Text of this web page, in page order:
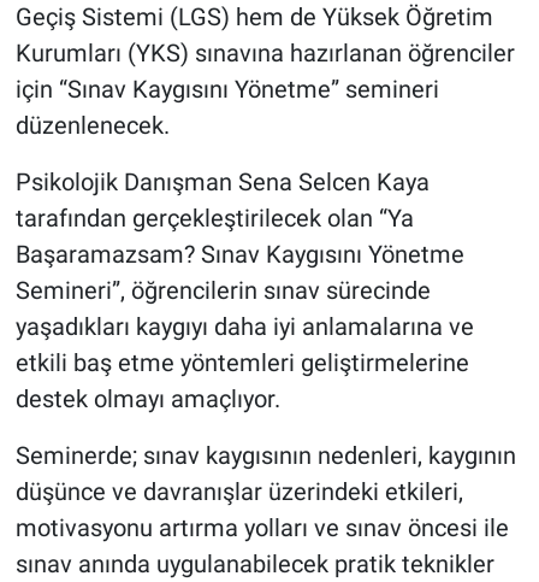
Geçiş Sistemi (LGS) hem de Yüksek Öğretim
Kurumları (YKS) sınavına hazırlanan öğrenciler
için “Sınav Kaygısını Yönetme” semineri
düzenlenecek.
Psikolojik Danışman Sena Selcen Kaya
tarafından gerçekleştirilecek olan “Ya
Başaramazsam? Sınav Kaygısını Yönetme
Semineri”, öğrencilerin sınav sürecinde
yaşadıkları kaygıyı daha iyi anlamalarına ve
etkili baş etme yöntemleri geliştirmelerine
destek olmayı amaçlıyor.
Seminerde; sınav kaygısının nedenleri, kaygının
düşünce ve davranışlar üzerindeki etkileri,
motivasyonu artırma yolları ve sınav öncesi ile
sınav anında uygulanabilecek pratik teknikler
Niğde
Aksaray
Yerel
Genel
Asayiş
Kültür - Sanat
Politika
Magazin